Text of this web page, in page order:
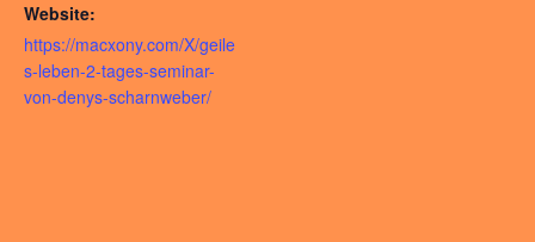
Website:
https://macxony.com/X/geile
s-leben-2-tages-seminar-
von-denys-scharnweber/